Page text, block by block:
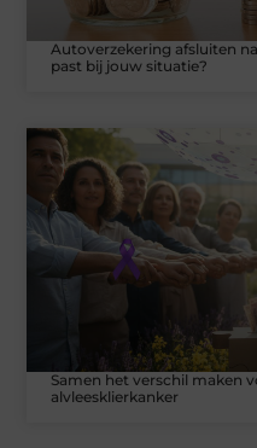
Autoverzekering afsluiten
past bij jouw situatie?
Samen het verschil maken
alvleesklierkanker